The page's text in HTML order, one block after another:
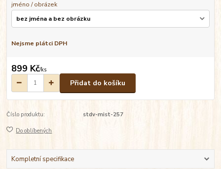
jméno / obrázek
Nejsme plátci DPH
899 Kč/ks
Přidat do košíku
Číslo produktu: stdv-mist-257
Do oblíbených
Kompletní specifikace